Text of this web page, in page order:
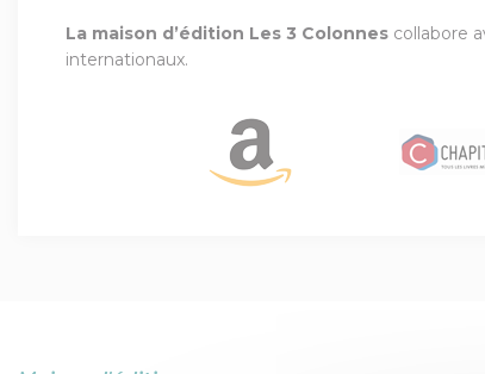
La maison d’édition Les 3 Colonnes collabore
internationaux.